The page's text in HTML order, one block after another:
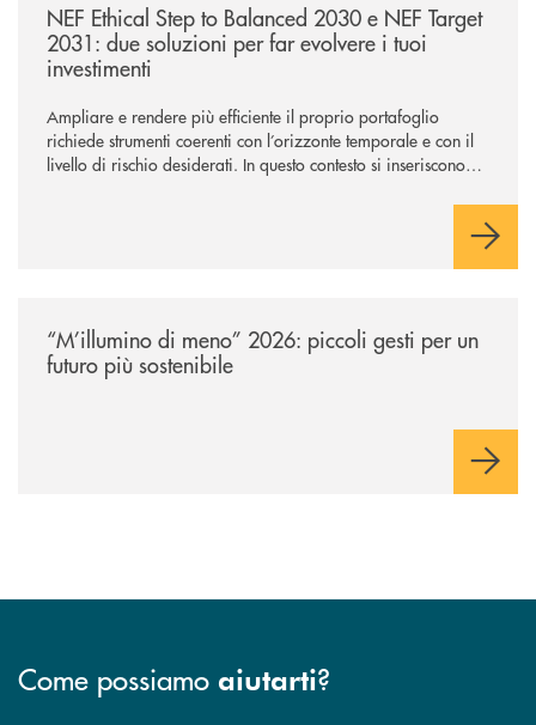
NEF Ethical Step to Balanced 2030 e NEF Target
2031: due soluzioni per far evolvere i tuoi
investimenti
Ampliare e rendere più efficiente il proprio portafoglio
richiede strumenti coerenti con l’orizzonte temporale e con il
livello di rischio desiderati. In questo contesto si inseriscono
soluzioni tra loro complementari, pensate per accompagnare
“M’illumino di meno” 2026: piccoli gesti per un
futuro più sostenibile
Come possiamo aiutarti?